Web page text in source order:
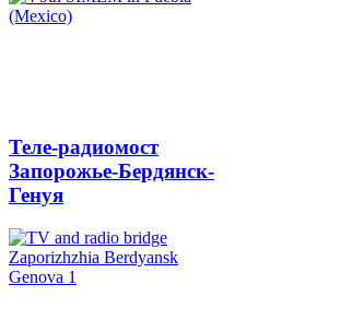
Теле-радиомост
Запорожье-Бердянск-
Генуя